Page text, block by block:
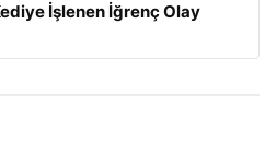
İşlenen İğrenç Olay